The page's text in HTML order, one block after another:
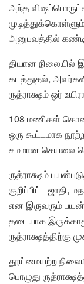
அந்த
அனுபவத்தில்
தியான நிலையில்
கடத்துதல்,
ருத்ராக்ஷம் ஒர்
108 மணிகள்
ஒரு கூட்டமாக
சமமான செயலை
ருத்ராக்ஷம்
குறிப்பிட்ட
என இருவரும்
தடையாக
ருத்ராக்ஷத்திற்கு
தூய்மையற்ற
பொழுது